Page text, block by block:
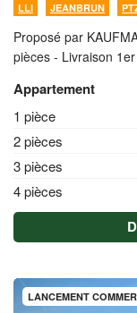
LLI JEANBRUN
Proposé par
pièces - Livraison
Appartement
1 pièce
2 pièces
3 pièces
4 pièces
LANCEMENT